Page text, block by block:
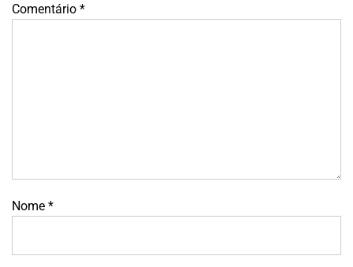
Comentário *
Nome *